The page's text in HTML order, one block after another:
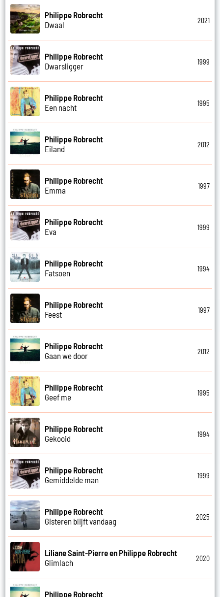
Philippe Robrecht
Dwaal
2021
Philippe Robrecht
Dwarsligger
1999
Philippe Robrecht
Een nacht
1995
Philippe Robrecht
Eiland
2012
Philippe Robrecht
Emma
1997
Philippe Robrecht
Eva
1999
Philippe Robrecht
Fatsoen
1994
Philippe Robrecht
Feest
1997
Philippe Robrecht
Gaan we door
2012
Philippe Robrecht
Geef me
1995
Philippe Robrecht
Gekooid
1994
Philippe Robrecht
Gemiddelde man
1999
Philippe Robrecht
Gisteren blijft vandaag
2025
Liliane Saint-Pierre en Philippe Robrecht
Glimlach
2020
Philippe Robrecht